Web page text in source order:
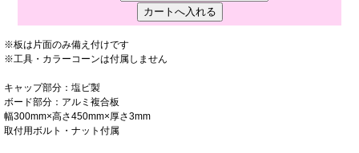
※板は片面のみ備え付けです
※工具・カラーコーンは付属しません
キャップ部分：塩ビ製
ボード部分：アルミ複合板
幅300mm×高さ450mm×厚さ3mm
取付用ボルト・ナット付属